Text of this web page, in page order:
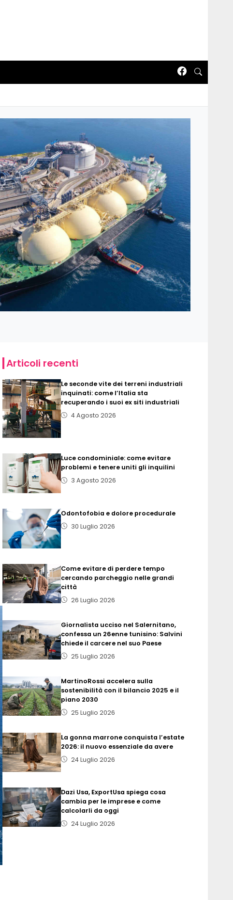
Articoli recenti
Le seconde vite dei terreni industriali
inquinati: come l’Italia sta
recuperando i suoi ex siti industriali
4 Agosto 2026
Luce condominiale: come evitare
problemi e tenere uniti gli inquilini
3 Agosto 2026
Odontofobia e dolore procedurale
30 Luglio 2026
Come evitare di perdere tempo
cercando parcheggio nelle grandi
città
26 Luglio 2026
Giornalista ucciso nel Salernitano,
confessa un 26enne tunisino: Salvini
chiede il carcere nel suo Paese
25 Luglio 2026
MartinoRossi accelera sulla
sostenibilità con il bilancio 2025 e il
piano 2030
25 Luglio 2026
La gonna marrone conquista l’estate
2026: il nuovo essenziale da avere
24 Luglio 2026
Dazi Usa, ExportUsa spiega cosa
cambia per le imprese e come
calcolarli da oggi
24 Luglio 2026